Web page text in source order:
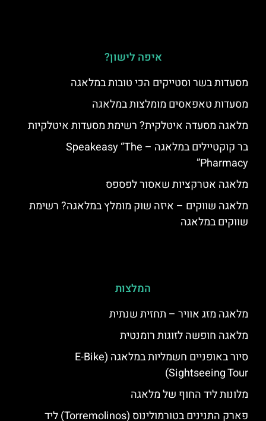
איפה לישון?
מסעדות בשר וסטייקים הכי טובות במלאגה
מסעדות טאפאסים מומלצות במלאגה
מלאגה מסעדה איטלקית? רשימת מסעדות איטלקיות
בר קוקטיילים במלאגה – Speakeasy “The
Pharmacy”
מלאגה אטרקציות שאסור לפספס
מלאגה שווקים – איזה שוק מומלץ במלאגה? רשימת
שווקים במלאגה
המלצות
מלאגה מזג אוויר – תחזית שנתית
מלאגה חופשה לזוגות רומנטית
סיור באופניים חשמליות במלאגה (E-Bike
Sightseeing Tour)
מלונות ליד החוף של מלאגה
פארק התנינים בטורמולינוס (Torremolinos) ליד